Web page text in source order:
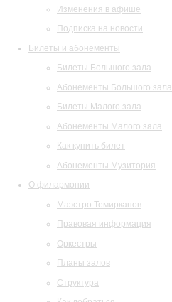
Изменения в афише
Подписка на новости
Билеты и абонементы
Билеты Большого зала
Абонементы Большого зала
Билеты Малого зала
Абонементы Малого зала
Как купить билет
Абонементы Музитория
О филармонии
Маэстро Темирканов
Правовая информация
Оркестры
Планы залов
Структура